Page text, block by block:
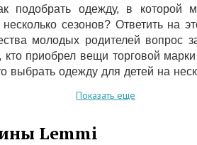
подобрать одежду, в которой
несколько сезонов? Ответить на
молодых родителей вопрос
кто приобрел вещи торговой
выбрать одежду для детей на
этого бренда привлекает
возможность выбрать одежду
Показать еще
Lemmi